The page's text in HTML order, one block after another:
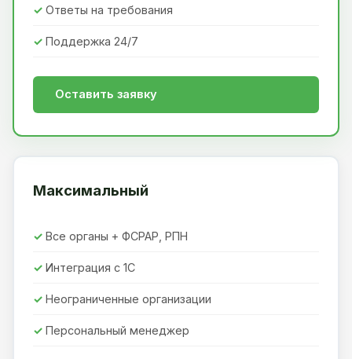
Ответы на требования
Поддержка 24/7
Оставить заявку
Максимальный
Все органы + ФСРАР, РПН
Интеграция с 1С
Неограниченные организации
Персональный менеджер